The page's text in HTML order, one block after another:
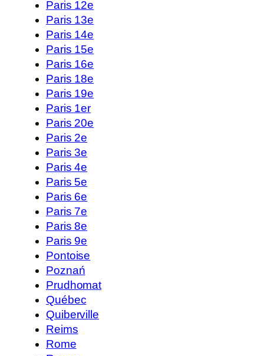
Paris 12e
Paris 13e
Paris 14e
Paris 15e
Paris 16e
Paris 18e
Paris 19e
Paris 1er
Paris 20e
Paris 2e
Paris 3e
Paris 4e
Paris 5e
Paris 6e
Paris 7e
Paris 8e
Paris 9e
Pontoise
Poznań
Prudhomat
Québec
Quiberville
Reims
Rome